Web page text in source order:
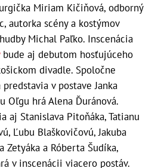
Miriam Kičiňová, odborný
autorka scény a kostýmov
Michal Paľko. Inscenácia
bude aj debutom hosťujúceho
divadle. Spoločne
v postave Janka
Oľgu hrá Alena Ďuránová.
aj Stanislava Pitoňáka, Tatianu
Ľubu Blaškovičovú, Jakuba
Zetyáka a Róberta Šudíka,
v inscenácii viacero postáv.